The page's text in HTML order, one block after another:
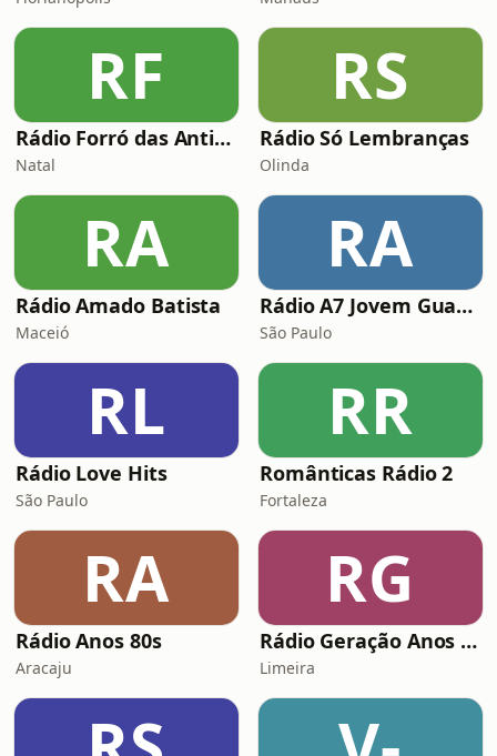
RF
Rádio Forró das Antigas
Natal
RS
Rádio Só Lembranças
Olinda
RA
Rádio Amado Batista
Maceió
RA
Rádio A7 Jovem Guarda FM
São Paulo
RL
Rádio Love Hits
São Paulo
RR
Românticas Rádio 2
Fortaleza
RA
Rádio Anos 80s
Aracaju
RG
Rádio Geração Anos 80s Flashback
Limeira